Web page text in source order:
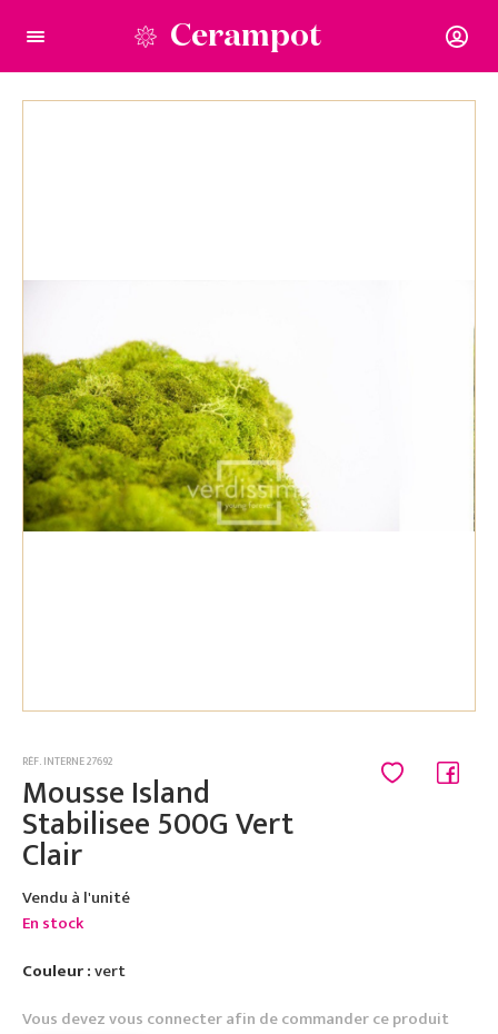
Cerampot
RÉF. INTERNE 27692
Mousse Island
Stabilisee 500G Vert
Clair
Vendu à l'unité
En stock
Couleur :vert
Vous devez vous connecter afin de commander ce produit